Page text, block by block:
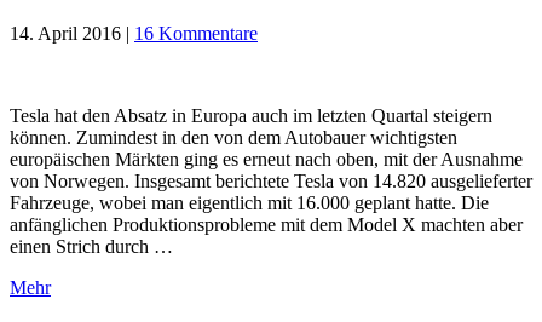
14. April 2016 | 16 Kommentare
Tesla hat den Absatz in Europa auch im letzten Quartal steigern
können. Zumindest in den von dem Autobauer wichtigsten
europäischen Märkten ging es erneut nach oben, mit der Ausnahme
von Norwegen. Insgesamt berichtete Tesla von 14.820 ausgelieferter
Fahrzeuge, wobei man eigentlich mit 16.000 geplant hatte. Die
anfänglichen Produktionsprobleme mit dem Model X machten aber
einen Strich durch …
Mehr